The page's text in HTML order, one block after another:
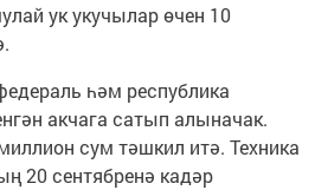
ук укучылар өчен 10
һәм республика
акчага сатып алыначак.
сум тәшкил итә. Техника
20 сентябренә кадәр